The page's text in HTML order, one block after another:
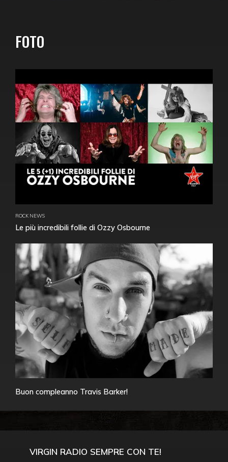
FOTO
ROCK NEWS
Le più incredibili follie di Ozzy Osbourne
Buon compleanno Travis Barker!
VIRGIN RADIO SEMPRE CON TE!